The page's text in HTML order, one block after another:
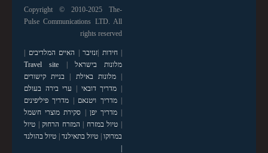
Copyright © 2010-2025 The-
Pulse Communications LTD. All
rights reserved
|חידות |זנזיבר | האיים המלדיבים |
מלונות בישראל |
Travel site
|מלונות באילת | בניית קישורים
| מדריך דובאי | ערי בירה בעולם
|מדריך ויטנאם | מדריך פיליפינים
|מדריך יפן | סקירת מוצרי חשמל
| טיול במזרח | המזרח הרחוק| טיול
במרוקו| טיול בתאילנד| טיול בהולנד
|